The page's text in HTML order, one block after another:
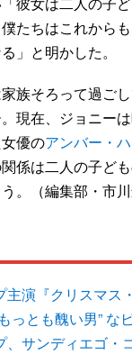
たちはこれから
」と明かした。
族そろって過ご
現在、ジョニー
優のアンバー・
係は二人の子ど
。（編集部・市川
主演『クリスマス
っとも醜い男” な
、サンディエゴ・